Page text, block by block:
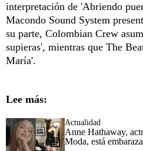
interpretación de 'Abriendo
Macondo Sound System
su parte, Colombian Crew
supieras', mientras que The
María'.
Lee más:
Actualidad
Anne Hathaway,
Moda, está